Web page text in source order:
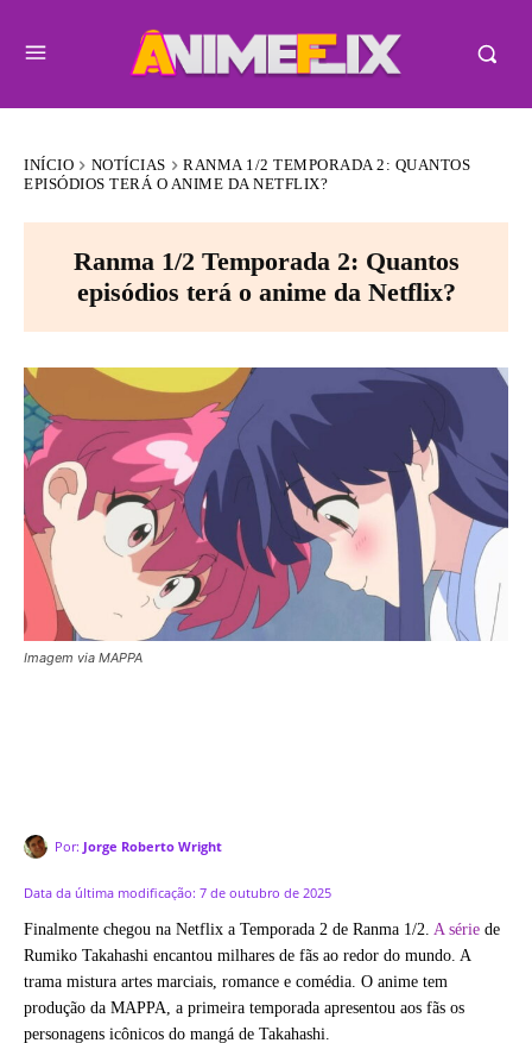
INÍCIO NOTÍCIAS
RANMA 1/2 TEMPORADA 2: QUANTOS
EPISÓDIOS TERÁ O ANIME DA NETFLIX?
Ranma 1/2 Temporada 2: Quantos
episódios terá o anime da Netflix?
Imagem via MAPPA
Por: Jorge Roberto Wright
Data da última modificação: 7 de outubro de 2025
Finalmente chegou na Netflix a Temporada 2 de Ranma 1/2. A série de
Rumiko Takahashi encantou milhares de fãs ao redor do mundo. A
trama mistura artes marciais, romance e comédia. O anime tem
produção da MAPPA, a primeira temporada apresentou aos fãs os
personagens icônicos do mangá de Takahashi.